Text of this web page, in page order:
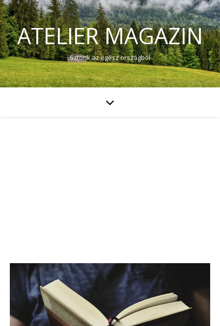
ATELIER MAGAZIN
Sztorik az egész országból